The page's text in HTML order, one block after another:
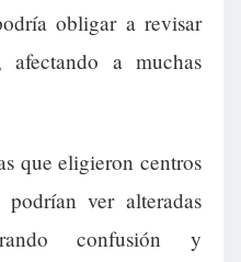
obligar a revisar
afectando a muchas
que eligieron centros
ver alteradas
confusión y